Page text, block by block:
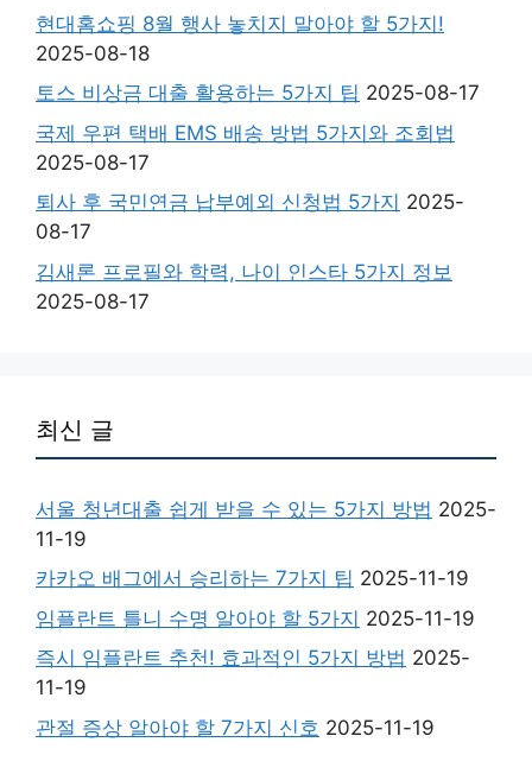
현대홈쇼핑 8월 행사 놓치지 말아야 할 5가지!
2025-08-18
토스 비상금 대출 활용하는 5가지 팁 2025-08-17
국제 우편 택배 EMS 배송 방법 5가지와 조회법
2025-08-17
퇴사 후 국민연금 납부예외 신청법 5가지 2025-
08-17
김새론 프로필와 학력, 나이 인스타 5가지 정보
2025-08-17
최신 글
서울 청년대출 쉽게 받을 수 있는 5가지 방법 2025-
11-19
카카오 배그에서 승리하는 7가지 팁 2025-11-19
임플란트 틀니 수명 알아야 할 5가지 2025-11-19
즉시 임플란트 추천! 효과적인 5가지 방법 2025-
11-19
관절 증상 알아야 할 7가지 신호 2025-11-19